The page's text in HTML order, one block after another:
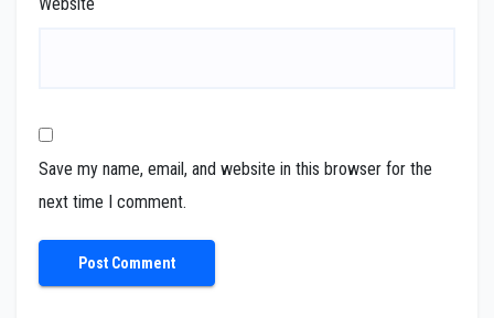
Save my name, email, and website in this browser for the
next time I comment.